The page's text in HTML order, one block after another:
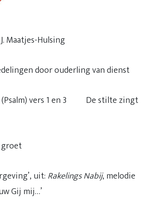
Maatjes-Hulsing
door ouderling van dienst
(Psalm) vers 1 en 3 De stilte zingt
uit: Rakelings Nabij, melodie
Gij mij…’